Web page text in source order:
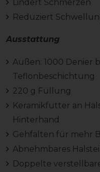
Lindert Schmerzen
Reduziert
Ausstattung
Außen: 1000 Denier
Teflonbeschichtung
220 g Füllung
Keramikfutter an
Hinterhand
Gehfalten für mehr
Abnehmbares
Doppelte